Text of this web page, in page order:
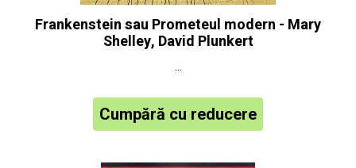
Frankenstein sau Prometeul modern - Mary
Shelley, David Plunkert
...
Cumpără cu reducere